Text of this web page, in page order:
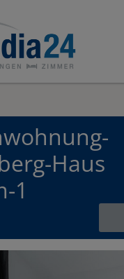
Haus
1